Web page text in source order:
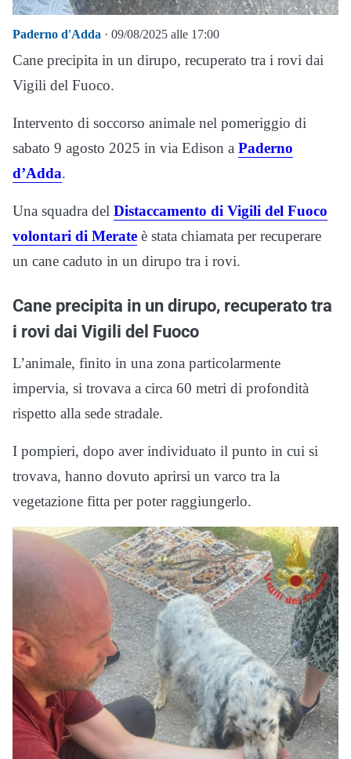
Paderno d'Adda · 09/08/2025 alle 17:00
Cane precipita in un dirupo, recuperato tra i rovi dai
Vigili del Fuoco.
Intervento di soccorso animale nel pomeriggio di
sabato 9 agosto 2025 in via Edison a Paderno
d’Adda.
Una squadra del Distaccamento di Vigili del Fuoco
volontari di Merate è stata chiamata per recuperare
un cane caduto in un dirupo tra i rovi.
Cane precipita in un dirupo, recuperato tra
i rovi dai Vigili del Fuoco
L’animale, finito in una zona particolarmente
impervia, si trovava a circa 60 metri di profondità
rispetto alla sede stradale.
I pompieri, dopo aver individuato il punto in cui si
trovava, hanno dovuto aprirsi un varco tra la
vegetazione fitta per poter raggiungerlo.